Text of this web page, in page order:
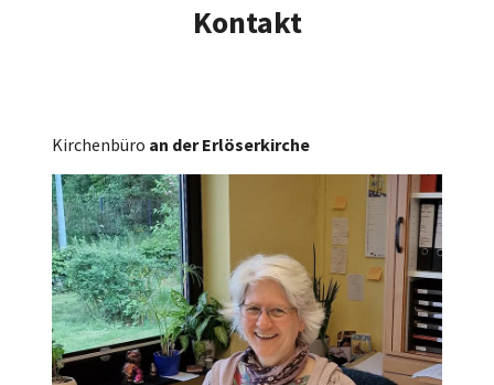
Kontakt
Kirchenbüro an der Erlöserkirche